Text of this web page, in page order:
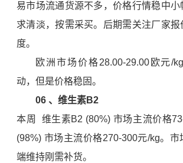
易市场流通货源不多，价格行情稳中小
求清淡，按需采买。后期需关注厂家报
度。
欧洲市场价格28.00-29.00欧元/
动，但是价格稳固。
06 、维生素B2
本周 维生素B2 (80%) 市场主流价格
(98%) 市场主流价格270-300元/kg。
端维持刚需补货。